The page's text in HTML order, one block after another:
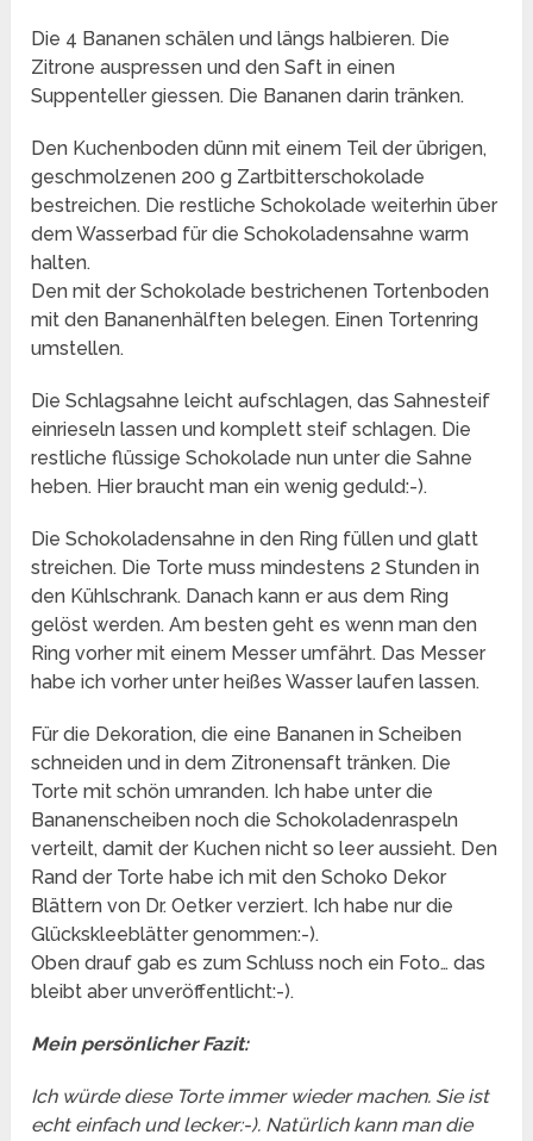
Die 4 Bananen schälen und längs halbieren. Die
Zitrone auspressen und den Saft in einen
Suppenteller giessen. Die Bananen darin tränken.
Den Kuchenboden dünn mit einem Teil der übrigen,
geschmolzenen 200 g Zartbitterschokolade
bestreichen. Die restliche Schokolade weiterhin über
dem Wasserbad für die Schokoladensahne warm
halten.
Den mit der Schokolade bestrichenen Tortenboden
mit den Bananenhälften belegen. Einen Tortenring
umstellen.
Die Schlagsahne leicht aufschlagen, das Sahnesteif
einrieseln lassen und komplett steif schlagen. Die
restliche flüssige Schokolade nun unter die Sahne
heben. Hier braucht man ein wenig geduld:-).
Die Schokoladensahne in den Ring füllen und glatt
streichen. Die Torte muss mindestens 2 Stunden in
den Kühlschrank. Danach kann er aus dem Ring
gelöst werden. Am besten geht es wenn man den
Ring vorher mit einem Messer umfährt. Das Messer
habe ich vorher unter heißes Wasser laufen lassen.
Für die Dekoration, die eine Bananen in Scheiben
schneiden und in dem Zitronensaft tränken. Die
Torte mit schön umranden. Ich habe unter die
Bananenscheiben noch die Schokoladenraspeln
verteilt, damit der Kuchen nicht so leer aussieht. Den
Rand der Torte habe ich mit den Schoko Dekor
Blättern von Dr. Oetker verziert. Ich habe nur die
Glückskleeblätter genommen:-).
Oben drauf gab es zum Schluss noch ein Foto… das
bleibt aber unveröffentlicht:-).
Mein persönlicher Fazit:
Ich würde diese Torte immer wieder machen. Sie ist
echt einfach und lecker:-). Natürlich kann man die